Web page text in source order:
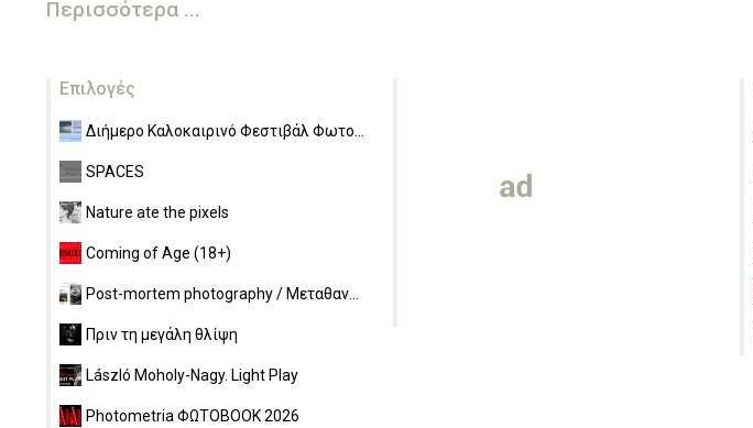
Περισσότερα ...
Επιλογές
Διήμερο Καλοκαιρινό Φεστιβάλ Φωτο...
SPACES
Nature ate the pixels
Coming of Age (18+)
Post-mortem photography / Μεταθαν...
Πριν τη μεγάλη θλίψη
László Moholy-Nagy. Light Play
Photometria ΦΩΤΟBOOK 2026